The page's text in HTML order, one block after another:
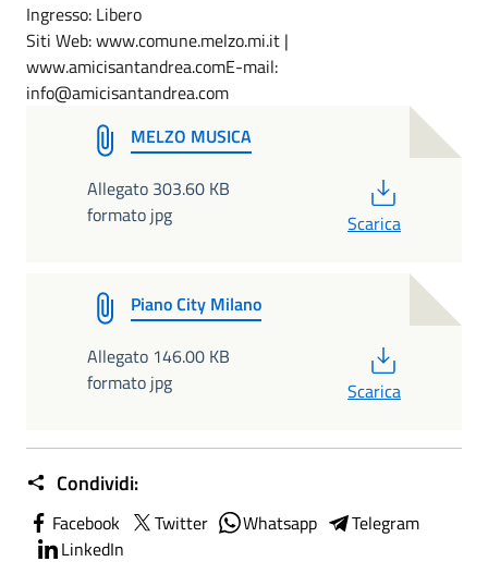
Ingresso: Libero
Siti Web: www.comune.melzo.mi.it |
www.amicisantandrea.comE-mail:
info@amicisantandrea.com
MELZO MUSICA
Allegato 303.60 KB
formato jpg
Scarica
Piano City Milano
Allegato 146.00 KB
formato jpg
Scarica
Condividi:
Facebook Twitter Whatsapp
Telegram
LinkedIn